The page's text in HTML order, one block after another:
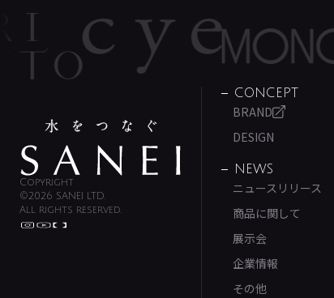
Copyright
©2026 SANEI LTD.
All rights reserved.
CONCEPT
BRAND
DESIGN
NEWS
ニュースリリース
商品に関して
展示会
企業情報
その他